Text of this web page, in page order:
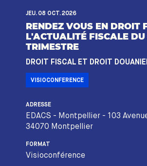
JEU. 08 OCT. 2026
RENDEZ VOUS EN DROIT
L'ACTUALITÉ FISCALE DU
TRIMESTRE
DROIT FISCAL ET DROIT
VISIOCONFERENCE
ADRESSE
EDACS - Montpellier - 103
34070 Montpellier
FORMAT
Visioconférence